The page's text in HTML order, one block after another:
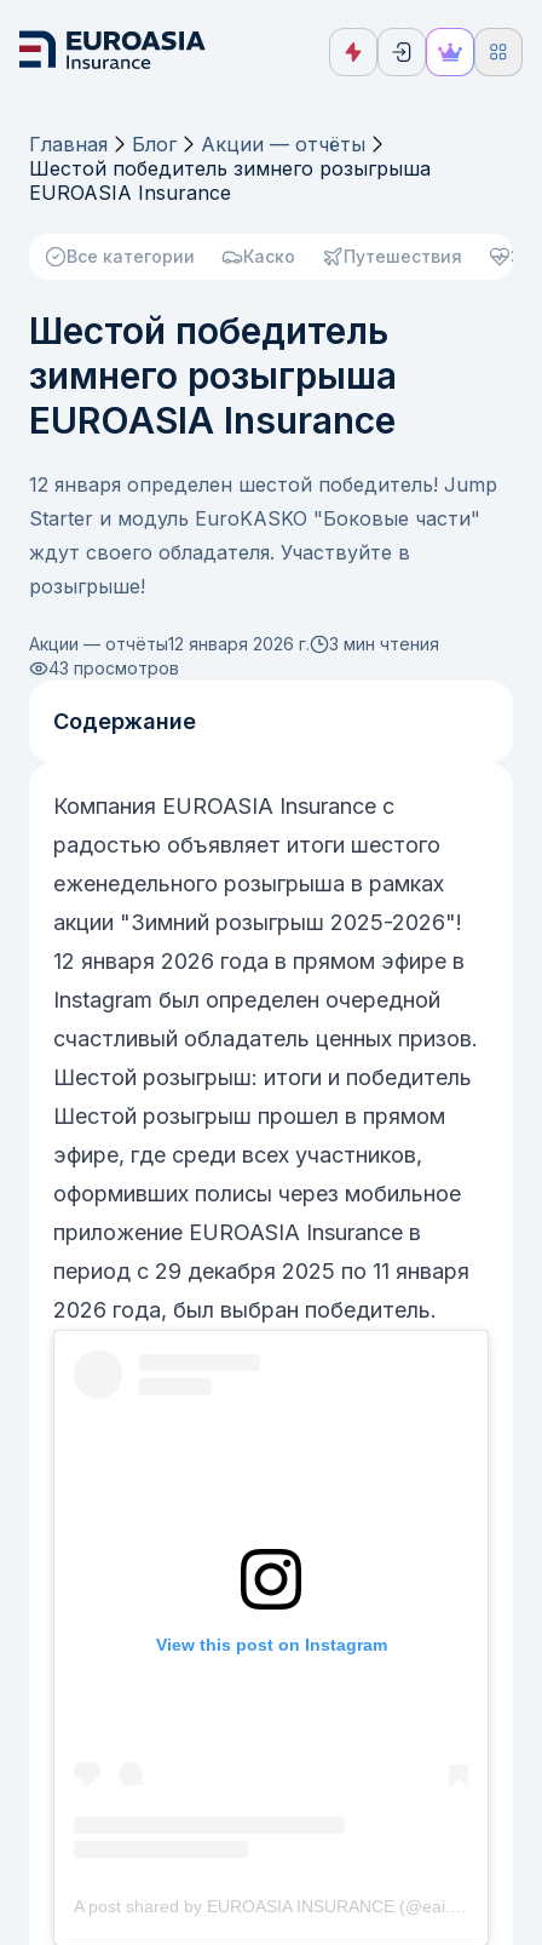
Главная Блог
Акции — отчёты
Шестой победитель зимнего розыгрыша
EUROASIA Insurance
Все категории Каско Путешествия
Шестой победитель
зимнего розыгрыша
EUROASIA Insurance
12 января определен шестой победитель! Jump
Starter и модуль EuroKASKO "Боковые части"
ждут своего обладателя. Участвуйте в
розыгрыше!
Акции — отчёты12 января 2026 г.
3 мин чтения
43 просмотров
Содержание
Компания EUROASIA Insurance с
радостью объявляет итоги шестого
еженедельного розыгрыша в рамках
акции "Зимний розыгрыш 2025-2026"!
12 января 2026 года в прямом эфире в
Instagram был определен очередной
счастливый обладатель ценных призов.
Шестой розыгрыш: итоги и победитель
Шестой розыгрыш прошел в прямом
эфире, где среди всех участников,
оформивших полисы через мобильное
приложение EUROASIA Insurance в
период с 29 декабря 2025 по 11 января
2026 года, был выбран победитель.
View this post on Instagram